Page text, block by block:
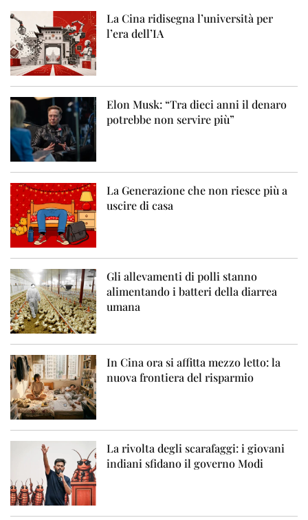
La Cina ridisegna l’università per
l’era dell’IA
Elon Musk: “Tra dieci anni il denaro
potrebbe non servire più”
La Generazione che non riesce più a
uscire di casa
Gli allevamenti di polli stanno
alimentando i batteri della diarrea
umana
In Cina ora si affitta mezzo letto: la
nuova frontiera del risparmio
La rivolta degli scarafaggi: i giovani
indiani sfidano il governo Modi